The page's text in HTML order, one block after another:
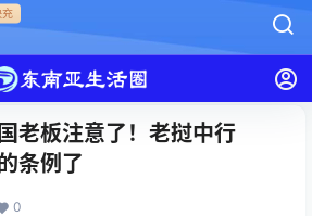
充
老板注意了！老挝中行
条例了
0